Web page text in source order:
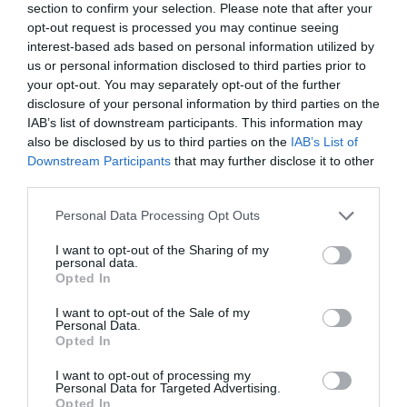
section to confirm your selection. Please note that after your
opt-out request is processed you may continue seeing
interest-based ads based on personal information utilized by
us or personal information disclosed to third parties prior to
your opt-out. You may separately opt-out of the further
disclosure of your personal information by third parties on the
IAB’s list of downstream participants. This information may
also be disclosed by us to third parties on the IAB’s List of
Downstream Participants that may further disclose it to other
Personal Data Processing Opt Outs
I want to opt-out of the Sharing of my
personal data.
Opted In
I want to opt-out of the Sale of my
Personal Data.
Opted In
I want to opt-out of processing my
Personal Data for Targeted Advertising.
Opted In
en sistemes sanitaris. Per tal d'arribar a les
conclusions pertinents i la solució, Pioneers
analitza quatre bases de dades per estudiar 1.300
accidents, d'entre els quals 382 motoristes van
patir lesions a la zona del tòrax que es cobreix
amb aquest element de protecció: "S'ha arribat a
tres possibles escenaris de disminució de
d'aquesta jaqueta en funció de la velocitat
preveu un impacte a una velocitat de menys de
20 km/h, un altre de 30 km/h i el final, de 40 km/h",
descriu l'informe de Pioneers.
proteccionsen els motoristes, el que